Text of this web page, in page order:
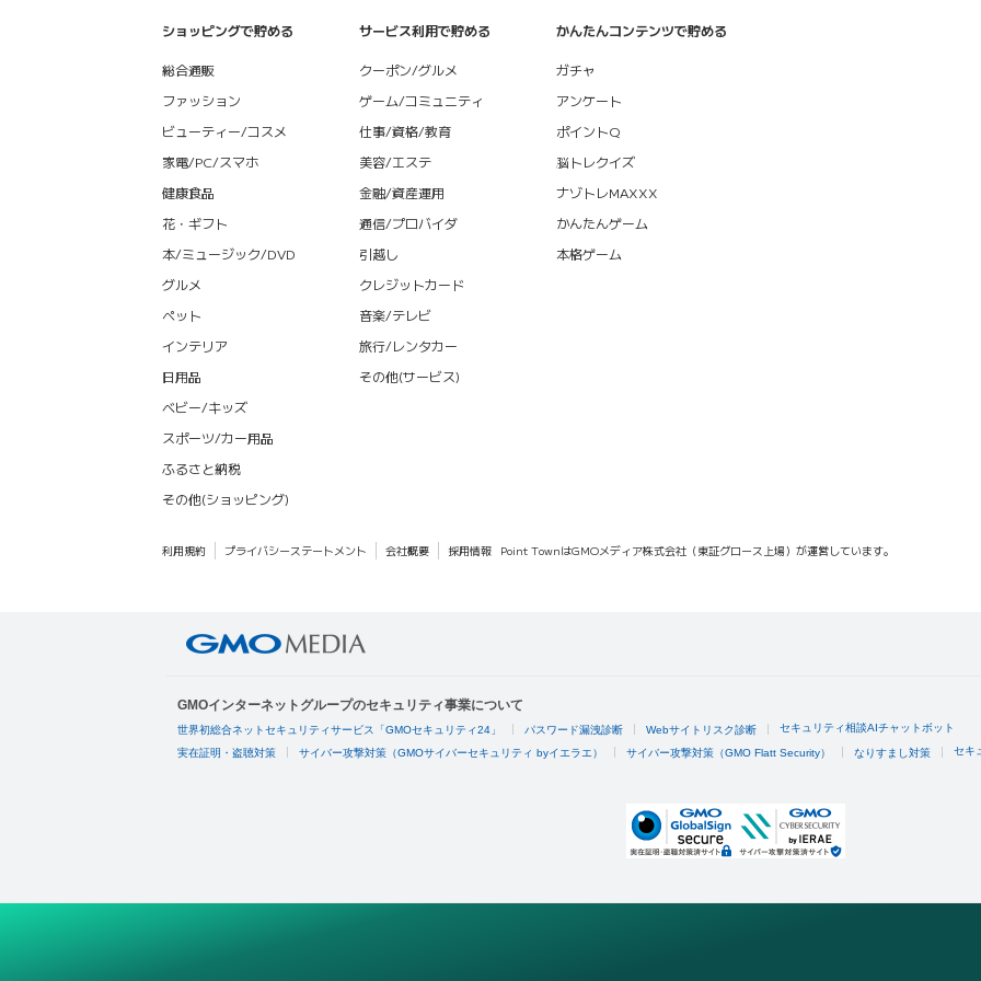
ショッピングで貯める
総合通販
ファッション
ビューティー/コスメ
家電/PC/スマホ
健康食品
花・ギフト
本/ミュージック/DVD
グルメ
ペット
インテリア
日用品
ベビー/キッズ
スポーツ/カー用品
ふるさと納税
その他(ショッピング)
サービス利用で貯める
クーポン/グルメ
ゲーム/コミュニティ
仕事/資格/教育
美容/エステ
金融/資産運用
通信/プロバイダ
引越し
クレジットカード
音楽/テレビ
旅行/レンタカー
その他(サービス)
かんたんコンテンツで貯める
ガチャ
アンケート
ポイントQ
脳トレクイズ
ナゾトレMAXXX
かんたんゲーム
本格ゲーム
利用規約 プライバシーステートメント 会社概要 採用情報 Point TownはGMOメディア株式会社（東証グロース上場）が運営しています。
GMOインターネットグループのセキュリティ事業について
世界初総合ネットセキュリティサービス「GMOセキュリティ24」 パスワード漏洩診断 Webサイトリスク診断 セキュリティ相談AIチャットボット
実在証明・盗聴対策 サイバー攻撃対策（GMOサイバーセキュリティ byイエラエ） サイバー攻撃対策（GMO Flatt Security） なりすまし対策 セキ